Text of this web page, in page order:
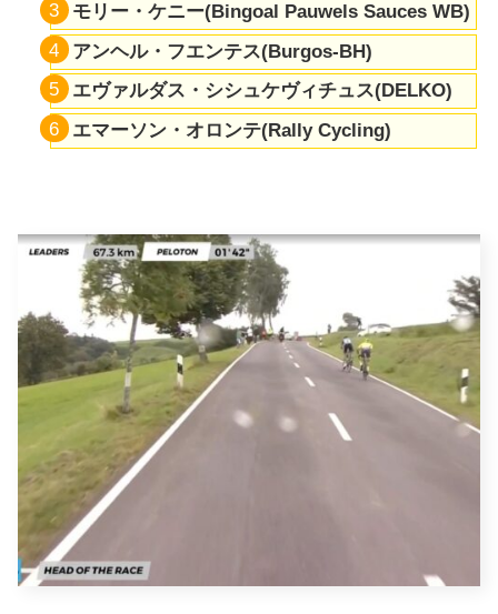
モリー・ケニー(Bingoal Pauwels Sauces WB)
アンヘル・フエンテス(Burgos-BH)
エヴァルダス・シシュケヴィチュス(DELKO)
エマーソン・オロンテ(Rally Cycling)